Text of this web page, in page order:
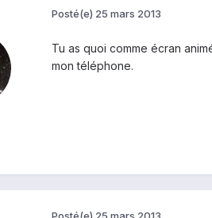
Posté(e) 25 mars 2013
Tu as quoi comme écran
mon téléphone.
Posté(e) 25 mars 2013